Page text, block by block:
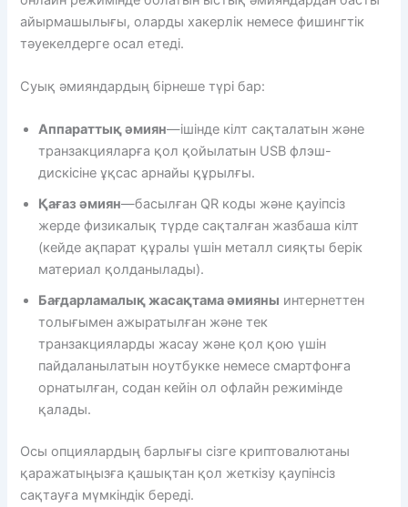
айырмашылығы, оларды хакерлік немесе фишингтік
тәуекелдерге осал етеді.
Суық әмияндардың бірнеше түрі бар:
Аппараттық әмиян—ішінде кілт сақталатын және
транзакцияларға қол қойылатын USB флэш-
дискісіне ұқсас арнайы құрылғы.
Қағаз әмиян—басылған QR коды және қауіпсіз
жерде физикалық түрде сақталған жазбаша кілт
(кейде ақпарат құралы үшін металл сияқты берік
материал қолданылады).
Бағдарламалық жасақтама әмияны интернеттен
толығымен ажыратылған және тек
транзакцияларды жасау және қол қою үшін
пайдаланылатын ноутбукке немесе смартфонға
орнатылған, содан кейін ол офлайн режимінде
қалады.
Осы опциялардың барлығы сізге криптовалютаны
қаражатыңызға қашықтан қол жеткізу қаупінсіз
сақтауға мүмкіндік береді.